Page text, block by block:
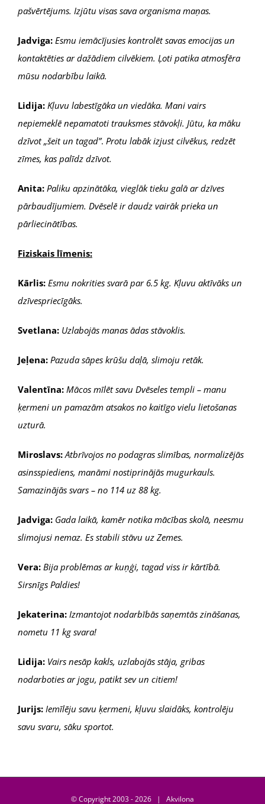
pašvērtējums. Izjūtu visas sava organisma maņas.
Jadviga: Esmu iemācījusies kontrolēt savas emocijas un
kontaktēties ar dažādiem cilvēkiem. Ļoti patika atmosfēra
mūsu nodarbību laikā.
Lidija: Kļuvu labestīgāka un viedāka. Mani vairs
nepiemeklē nepamatoti trauksmes stāvokļi. Jūtu, ka māku
dzīvot „šeit un tagad”. Protu labāk izjust cilvēkus, redzēt
zīmes, kas palīdz dzīvot.
Anita: Paliku apzinātāka, vieglāk tieku galā ar dzīves
pārbaudījumiem. Dvēselē ir daudz vairāk prieka un
pārliecinātības.
Fiziskais līmenis:
Kārlis: Esmu nokrities svarā par 6.5 kg. Kļuvu aktīvāks un
dzīvespriecīgāks.
Svetlana: Uzlabojās manas ādas stāvoklis.
Jeļena: Pazuda sāpes krūšu daļā, slimoju retāk.
Valentīna: Mācos mīlēt savu Dvēseles templi – manu
ķermeni un pamazām atsakos no kaitīgo vielu lietošanas
uzturā.
Miroslavs:Atbrīvojos no podagras slimības, normalizējās
asinsspiediens, manāmi nostiprinājās mugurkauls.
Samazinājās svars – no 114 uz 88 kg.
Jadviga: Gada laikā, kamēr notika mācības skolā, neesmu
slimojusi nemaz. Es stabili stāvu uz Zemes.
Vera: Bija problēmas ar kuņģi, tagad viss ir kārtībā.
Sirsnīgs Paldies!
Jekaterina: Izmantojot nodarbībās saņemtās zināšanas,
nometu 11 kg svara!
Lidija: Vairs nesāp kakls, uzlabojās stāja, gribas
nodarboties ar jogu, patikt sev un citiem!
Jurijs: Iemīlēju savu ķermeni, kļuvu slaidāks, kontrolēju
savu svaru, sāku sportot.
© Copyright 2003 -2026 | Akvilona